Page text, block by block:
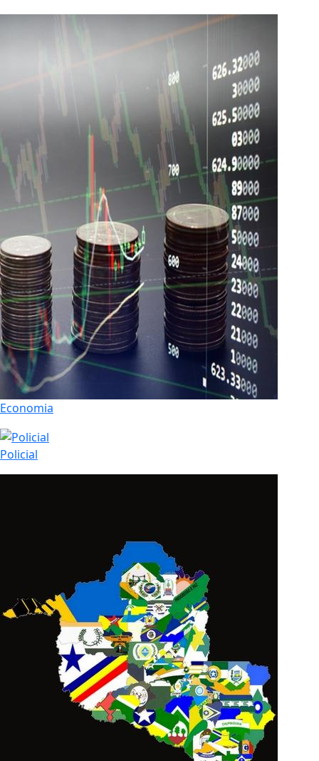
Economia
Policial